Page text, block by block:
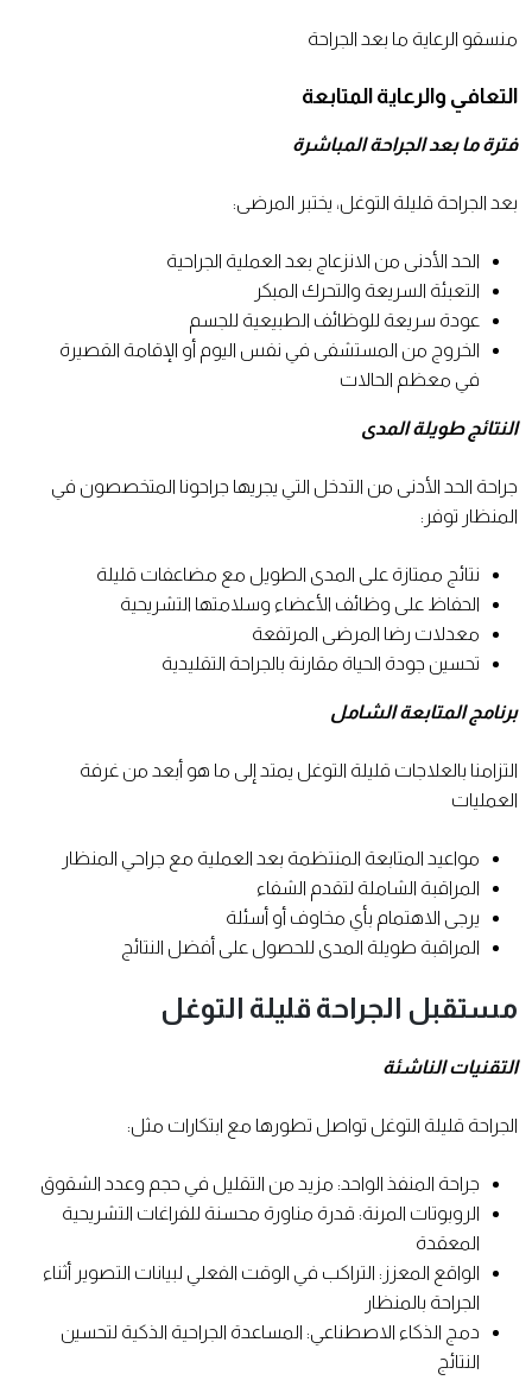
منسقو الرعاية ما بعد الجراحة
التعافي والرعاية المتابعة
فترة ما بعد الجراحة المباشرة
بعد الجراحة قليلة التوغل، يختبر المرضى:
الحد الأدنى من الانزعاج بعد العملية الجراحية
التعبئة السريعة والتحرك المبكر
عودة سريعة للوظائف الطبيعية للجسم
الخروج من المستشفى في نفس اليوم أو الإقامة القصيرة
في معظم الحالات
النتائج طويلة المدى
جراحة الحد الأدنى من التدخل التي يجريها جراحونا المتخصصون في
المنظار توفر:
نتائج ممتازة على المدى الطويل مع مضاعفات قليلة
الحفاظ على وظائف الأعضاء وسلامتها التشريحية
معدلات رضا المرضى المرتفعة
تحسين جودة الحياة مقارنة بالجراحة التقليدية
برنامج المتابعة الشامل
التزامنا بالعلاجات قليلة التوغل يمتد إلى ما هو أبعد من غرفة
العمليات
مواعيد المتابعة المنتظمة بعد العملية مع جراحي المنظار
المراقبة الشاملة لتقدم الشفاء
يرجى الاهتمام بأي مخاوف أو أسئلة
المراقبة طويلة المدى للحصول على أفضل النتائج
مستقبل الجراحة قليلة التوغل
التقنيات الناشئة
الجراحة قليلة التوغل تواصل تطورها مع ابتكارات مثل:
جراحة المنفذ الواحد: مزيد من التقليل في حجم وعدد الشقوق
الروبوتات المرنة: قدرة مناورة محسنة للفراغات التشريحية
المعقدة
الواقع المعزز: التراكب في الوقت الفعلي لبيانات التصوير أثناء
الجراحة بالمنظار
دمج الذكاء الاصطناعي: المساعدة الجراحية الذكية لتحسين
النتائج